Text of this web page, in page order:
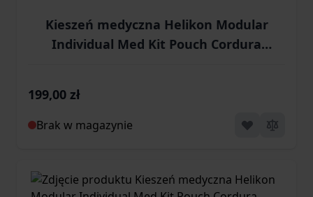
Kieszeń medyczna Helikon Modular
Individual Med Kit Pouch Cordura
199,00 zł
Brak w magazynie